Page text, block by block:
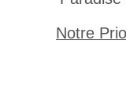
Notre